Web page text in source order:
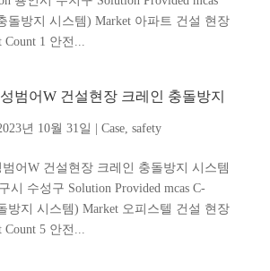
돌방지 시스템) Market 아파트 건설 현장
Count 1 안전...
범어W 건설현장 크레인 충돌방지
년 10월 31일 Case, safety
어W 건설현장 크레인 충돌방지 시스템
시 수성구 Solution Provided mcas C-
방지 시스템) Market 오피스텔 건설 현장
Count 5 안전...